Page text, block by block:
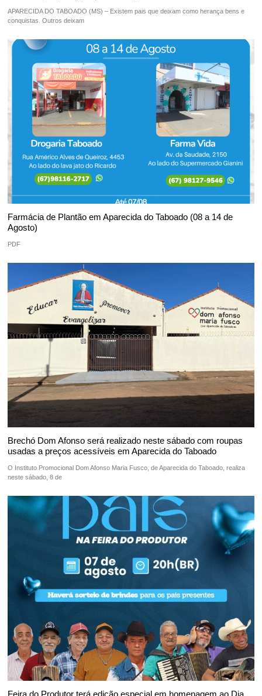
APARECIDA DO TABOADO (MS) – Existem pais que deixam como herança bens e
conquistas. Outros deixam
Farmácia de Plantão em Aparecida do Taboado (08 a 14 de
Agosto)
PDF
Brechó Dom Afonso será realizado neste sábado com roupas
usadas a preços acessíveis em Aparecida do Taboado
O Instituto Promocional Dom Afonso Maria Fusco, de Aparecida do Taboado, realiza
neste sábado, 8 de
Feira do Produtor terá edição especial em homenagem ao Dia